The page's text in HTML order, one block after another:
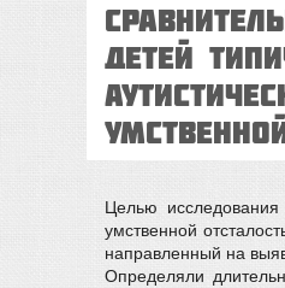
детей
Целью
умственной
направленный на
Определяли